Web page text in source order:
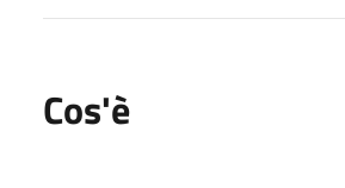
Cos'è